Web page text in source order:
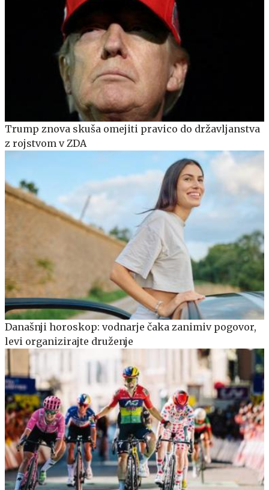
Trump znova skuša omejiti pravico do državljanstva
z rojstvom v ZDA
Današnji horoskop: vodnarje čaka zanimiv pogovor,
levi organizirajte druženje